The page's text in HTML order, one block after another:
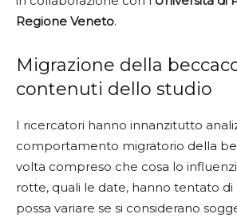
Regione Veneto.
Migrazione della
contenuti dello studio
I ricercatori hanno innanzitutto
comportamento migratorio della
volta compreso che cosa lo
rotte, quali le date, hanno tentato
possa variare se si considerano